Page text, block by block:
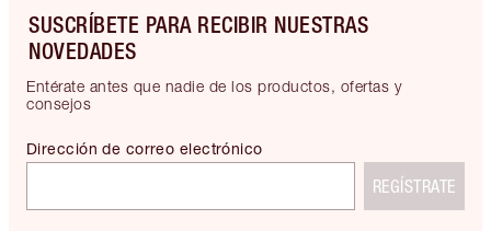
SUSCRÍBETE PARA RECIBIR NUESTRAS
NOVEDADES
Entérate antes que nadie de los productos, ofertas y
consejos
Dirección de correo electrónico
REGÍSTRATE